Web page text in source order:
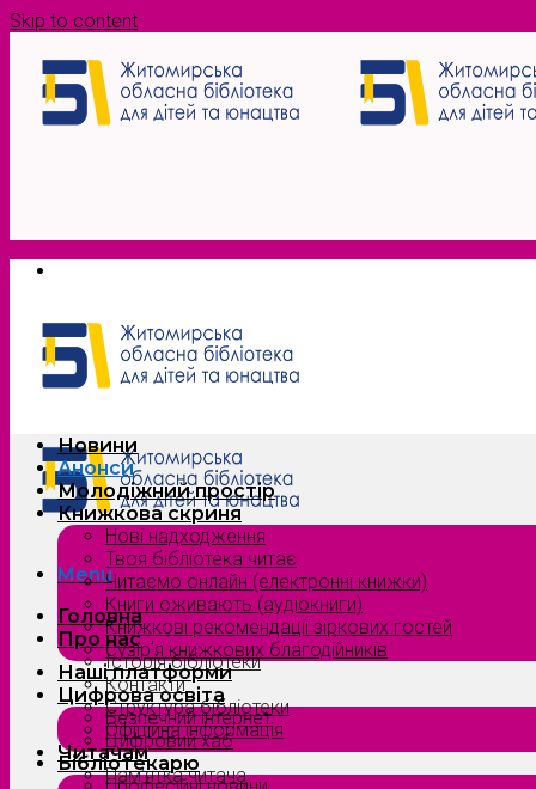
Skip to content
Menu
Головна
Про нас
Історія бібліотеки
Контакти
Структура бібліотеки
Офіційна інформація
Читачам
Пам’ятка читача
Новини
Анонси
Молодіжний простір
Книжкова скриня
Нові надходження
Твоя бібліотека читає
Читаємо онлайн (електронні книжки)
Книги оживають (аудіокниги)
Книжкові рекомендації зіркових гостей
Сузірʼя книжкових благодійників
Наші платформи
Цифрова освіта
Безпечний інтернет
Цифровий хаб
Бібліотекарю